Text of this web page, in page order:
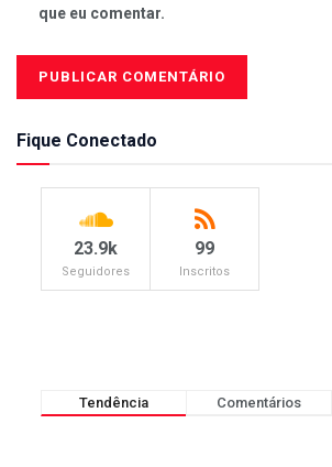
que eu comentar.
Fique Conectado
23.9k
Seguidores
99
Inscritos
Tendência Comentários